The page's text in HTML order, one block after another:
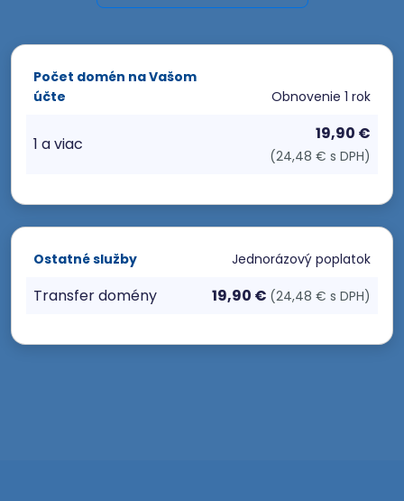
Počet domén na Vašom
účte
Obnovenie 1 rok
1 a viac
19,90 €
(24,48 € s DPH)
Ostatné služby Jednorázový poplatok
Transfer domény 19,90 € (24,48 € s DPH)